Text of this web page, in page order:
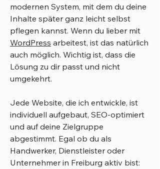
modernen System, mit dem du deine
Inhalte später ganz leicht selbst
pflegen kannst. Wenn du lieber mit
WordPress arbeitest, ist das natürlich
auch möglich. Wichtig ist, dass die
Lösung zu dir passt und nicht
umgekehrt.
Jede Website, die ich entwickle, ist
individuell aufgebaut, SEO-optimiert
und auf deine Zielgruppe
abgestimmt. Egal ob du als
Handwerker, Dienstleister oder
Unternehmer in Freiburg aktiv bist: